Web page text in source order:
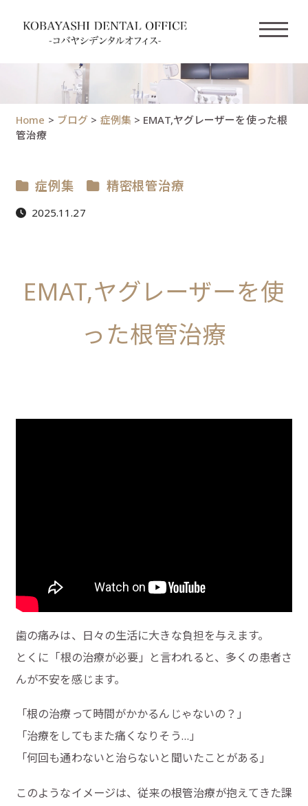
Home > ブログ > 症例集 > EMAT,ヤグレーザーを使った根
管治療
症例集 精密根管治療
2025.11.27
EMAT,ヤグレーザーを使
った根管治療
歯の痛みは、日々の生活に大きな負担を与えます。
とくに「根の治療が必要」と言われると、多くの患者さ
んが不安を感じます。
「根の治療って時間がかかるんじゃないの？」
「治療をしてもまた痛くなりそう…」
「何回も通わないと治らないと聞いたことがある」
このようなイメージは、従来の根管治療が抱えてきた課